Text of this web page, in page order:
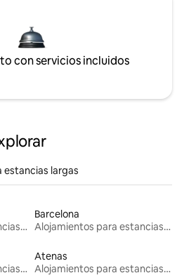
con servicios incluidos
estancias largas
Alojamientos para estancias largas
Barcelona
Alojamientos para estancias largas
Alojamientos para estancias largas
Atenas
Alojamientos para estancias largas